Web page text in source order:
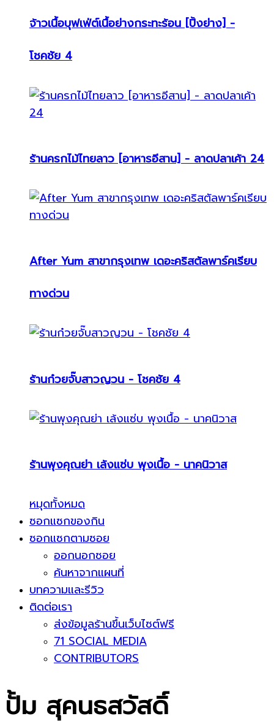
จ้าวเนื้อบุฟเฟ่ต์เนื้อย่างกระทะร้อน [ปิ้งย่าง] -
โชคชัย 4
ร้านครกไม้ไทยลาว [อาหารอีสาน] - ลาดปลาเค้า 24
After Yum สาขากรุงเทพ เดอะคริสตัลพาร์คเรียบ
ทางด่วน
ร้านก๋วยจั๊บสาวญวน - โชคชัย 4
ร้านพุงคุณย่า เล้งแซ่บ พุงเนื้อ - นาคนิวาส
หมุดทั้งหมด
ซอกแซกของกิน
ซอกแซกตามซอย
ออกนอกซอย
ค้นหาจากแผนที่
บทความและรีวิว
ติดต่อเรา
ส่งข้อมูลร้านขึ้นเว็บไซต์ฟรี
71 SOCIAL MEDIA
CONTRIBUTORS
ปั้ม สุคนธสวัสดิ์